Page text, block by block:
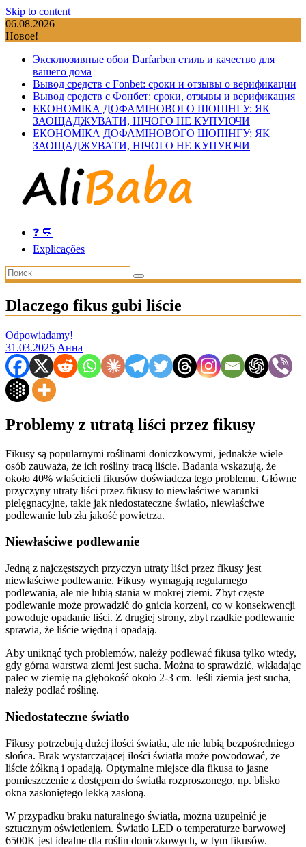
Skip to content
06.08.2026
Новое!
Эксклюзивные обои Darfarben стиль и качество для
вашего дома
Вывод средств с Fonbet: сроки и отзывы о верификации
Вывод средств с Фонбет: сроки, отзывы и верификация
ЕКОНОМІКА ДОФАМІНОВОГО ШОПІНГУ: ЯК
ЗАОЩАДЖУВАТИ, НІЧОГО НЕ КУПУЮЧИ
ЕКОНОМІКА ДОФАМІНОВОГО ШОПІНГУ: ЯК
ЗАОЩАДЖУВАТИ, НІЧОГО НЕ КУПУЮЧИ
❓ 💬
Explicações
Dlaczego fikus gubi liście
Odpowiadamy!
31.03.2025 Анна
Problemy z utratą liści przez fikusy
Fikusy są popularnymi roślinami doniczkowymi, jednakże wiele
osób zauważa, że ich rośliny tracą liście. Badania wskazują, że
około 40% właścicieli fikusów doświadcza tego problemu. Główne
przyczyny utraty liści przez fikusy to niewłaściwe warunki
pielęgnacyjne, takie jak niedostateczne światło, niewłaściwe
podlewanie lub zła jakość powietrza.
Niewłaściwe podlewanie
Jedną z najczęstszych przyczyn utraty liści przez fikusy jest
niewłaściwe podlewanie. Fikusy wymagają regularnego
podlewania, ale nie lubią stania w mokrej ziemi. Zbyt częste
podlewanie może prowadzić do gnicia korzeni, co w konsekwencji
powoduje opadanie liści. Z drugiej strony, zbyt rzadkie podlewanie
sprawia, że liście więdną i opadają.
Aby uniknąć tych problemów, należy podlewać fikusa tylko wtedy,
gdy górna warstwa ziemi jest sucha. Można to sprawdzić, wkładając
palec w ziemię na głębokość około 2-3 cm. Jeśli ziemia jest sucha,
należy podlać roślinę.
Niedostateczne światło
Fikusy potrzebują dużej ilości światła, ale nie lubią bezpośredniego
słońca. Brak wystarczającej ilości światła może powodować, że
liście żółkną i opadają. Optymalne miejsce dla fikusa to jasne
pomieszczenie z dostępem do światła rozproszonego, np. blisko
okna zasłoniętego lekką zasłoną.
W przypadku braku naturalnego światła, można uzupełnić je
sztucznym oświetleniem. Światło LED o temperaturze barwowej
6500K jest idealne dla roślin doniczkowych, w tym fikusów.